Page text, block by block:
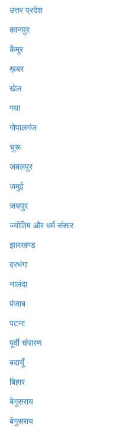
उत्तर प्रदेश
कानपुर
कैमूर
ख़बर
खेल
गया
गोपालगंज
चुरू
जबलपुर
जमुई
जयपुर
ज्योतिष और धर्म संसार
झारखण्ड
दरभंगा
नालंदा
पंजाब
पटना
पूर्वी चंपारण
बदायूँ
बिहार
बेगुसराय
बेगुसराय